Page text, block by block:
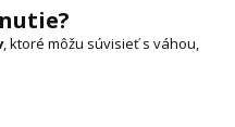
, ktoré môžu súvisieť s váhou,